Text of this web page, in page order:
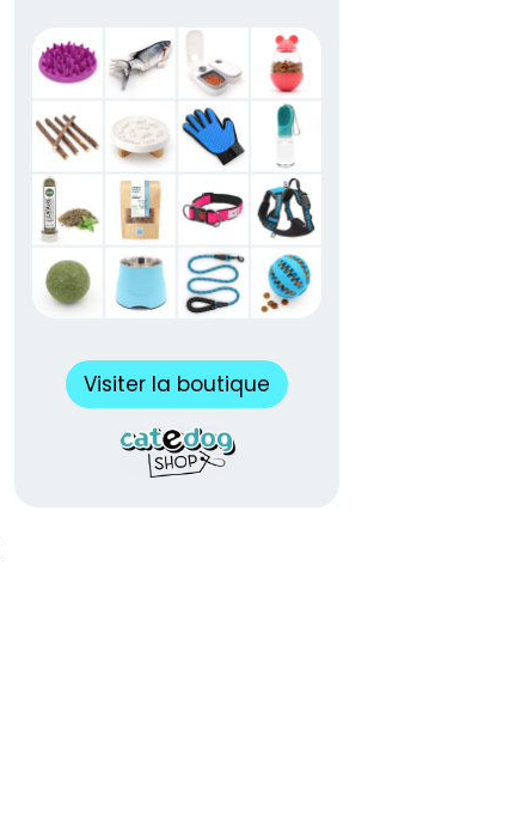
Visiter la boutique